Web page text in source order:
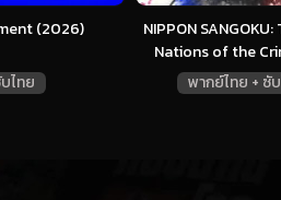
(2026)
ไทย
NIPPON
Nations of the
พากย์ไทย + ซั